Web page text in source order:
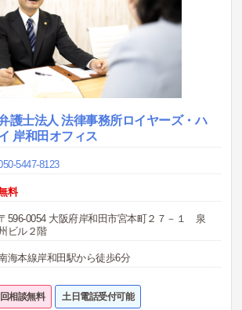
護士法人 法律事務所ロイヤーズ・ハ
岸和田オフィス
5447-8123
料
596-0054 大阪府岸和田市宮本町２７－１ 泉
ビル２階
海本線岸和田駅から徒歩6分
相談無料 土日電話受付可能